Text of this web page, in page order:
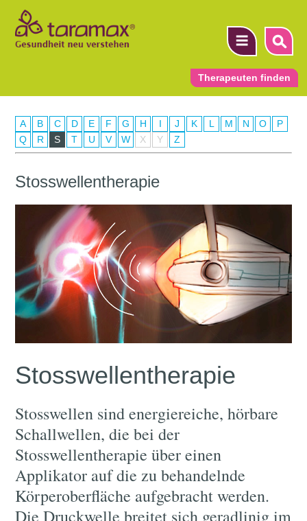
Therapeuten finden
A B C D E F G H I J K L M N O
P
Q
R S T U V W X Y Z
Stosswellentherapie
Stosswellentherapie
Stosswellen sind energiereiche, hörbare
Schallwellen, die bei der
Stosswellentherapie über einen
Applikator auf die zu behandelnde
Körperoberfläche aufgebracht werden.
Die Druckwelle breitet sich geradlinig im